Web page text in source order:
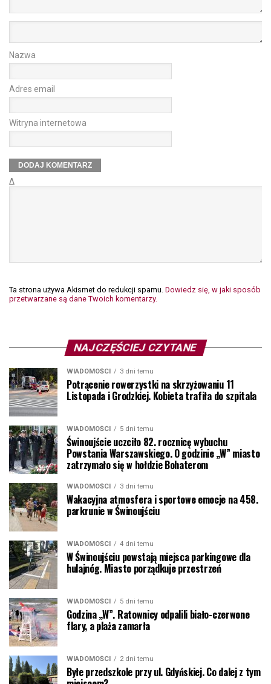
Nazwa
Adres email
Witryna internetowa
Δ
Ta strona używa Akismet do redukcji spamu. Dowiedz się, w jaki sposób
przetwarzane są dane Twoich komentarzy.
NAJCZĘŚCIEJ CZYTANE
WIADOMOŚCI 3 dni temu
Potrącenie rowerzystki na skrzyżowaniu 11
Listopada i Grodzkiej. Kobieta trafiła do szpitala
WIADOMOŚCI 5 dni temu
Świnoujście uczciło 82. rocznicę wybuchu
Powstania Warszawskiego. O godzinie „W” miasto
zatrzymało się w hołdzie Bohaterom
WIADOMOŚCI 3 dni temu
Wakacyjna atmosfera i sportowe emocje na 458.
parkrunie w Świnoujściu
WIADOMOŚCI 4 dni temu
W Świnoujściu powstają miejsca parkingowe dla
hulajnóg. Miasto porządkuje przestrzeń
WIADOMOŚCI 5 dni temu
Godzina „W”. Ratownicy odpalili biało-czerwone
flary, a plaża zamarła
WIADOMOŚCI 2 dni temu
Byłe przedszkole przy ul. Gdyńskiej. Co dalej z tym